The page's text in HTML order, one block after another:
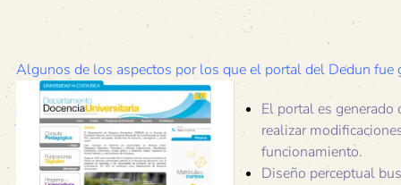
Algunos de los aspectos por los que el portal del Dedun fue
El portal es
realizar
funcionamiento.
Diseño perceptual